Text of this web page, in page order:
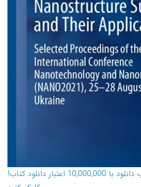
کارت اعتباری کتاب دانلود با 10,000,000 اعتبار دانلود کتاب!